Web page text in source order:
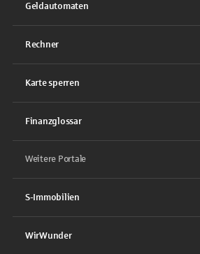
Geldautomaten
Rechner
Karte sperren
Finanzglossar
Weitere Portale
S-Immobilien
WirWunder